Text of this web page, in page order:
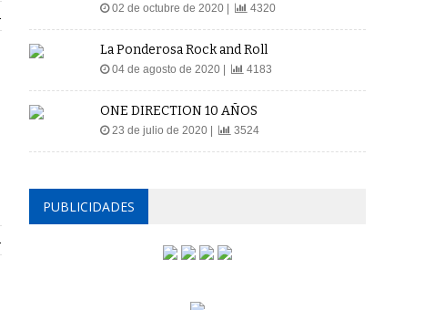
02 de octubre de 2020 | 4320
La Ponderosa Rock and Roll
04 de agosto de 2020 | 4183
ONE DIRECTION 10 AÑOS
23 de julio de 2020 | 3524
PUBLICIDADES